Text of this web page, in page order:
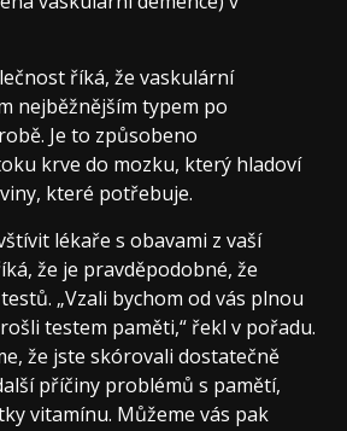
říká, že vaskulární
nejběžnějším typem po
Je to způsobeno
krve do mozku, který hladoví
které potřebuje.
lékaře s obavami z vaší
že je pravděpodobné, že
„Vzali bychom od vás plnou
testem paměti,“ řekl v pořadu.
že jste skórovali dostatečně
příčiny problémů s pamětí,
vitamínu. Můžeme vás pak